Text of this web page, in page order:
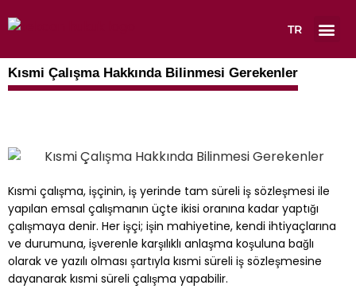
TR
Kısmi Çalışma Hakkında Bilinmesi Gerekenler
Kısmi çalışma, işçinin, iş yerinde tam süreli iş sözleşmesi ile
yapılan emsal çalışmanın üçte ikisi oranına kadar yaptığı
çalışmaya denir. Her işçi; işin mahiyetine, kendi ihtiyaçlarına
ve durumuna, işverenle karşılıklı anlaşma koşuluna bağlı
olarak ve yazılı olması şartıyla kısmi süreli iş sözleşmesine
dayanarak kısmi süreli çalışma yapabilir.